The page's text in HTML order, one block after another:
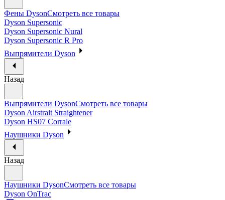
Фены DysonСмотреть все товары
Dyson Supersonic
Dyson Supersonic Nural
Dyson Supersonic R Pro
Выпрямители Dyson
Назад
Выпрямители DysonСмотреть все товары
Dyson Airstrait Straightener
Dyson HS07 Corrale
Наушники Dyson
Назад
Наушники DysonСмотреть все товары
Dyson OnTrac